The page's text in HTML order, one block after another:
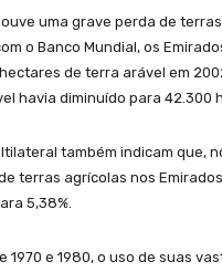
uma grave perda de
o Banco Mundial, os
de terra arável em
havia diminuído para 42.300
também indicam que,
terras agrícolas nos
5,38%.
1970 e 1980, o uso de suas